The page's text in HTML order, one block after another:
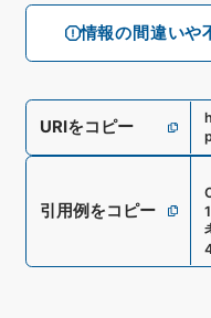
情報の間違いや
URIをコピー
引用例をコピー